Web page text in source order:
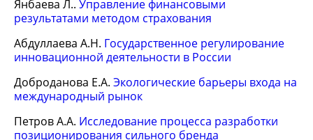
Янбаева Л.. Управление финансовыми
результатами методом страхования
Абдуллаева А.Н. Государственное регулирование
инновационной деятельности в России
Доброданова Е.А. Экологические барьеры входа на
международный рынок
Петров А.А. Исследование процесса разработки
позиционирования сильного бренда